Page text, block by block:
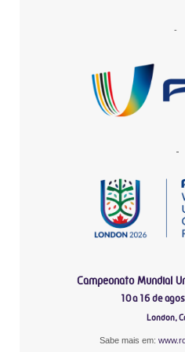
-
-
Campeonato Mundial
10 a 16 de
London,
Sabe mais em: